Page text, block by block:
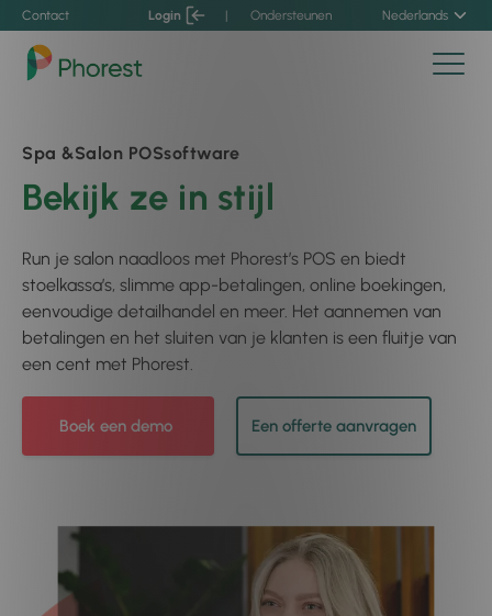
Contact Login | Ondersteunen Nederlands
Spa &Salon POSsoftware
Bekijk ze in stijl
Run je salon naadloos met Phorest’s POS en biedt
stoelkassa’s, slimme app-betalingen, online boekingen,
eenvoudige detailhandel en meer. Het aannemen van
betalingen en het sluiten van je klanten is een fluitje van
een cent met Phorest.
Boek een demo Een offerte aanvragen